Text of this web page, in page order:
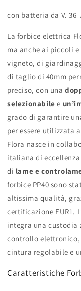
con batteria da V.
La forbice elettrica
ma anche ai piccoli
vigneto, di
di taglio di 40mm
preciso, con una
selezionabile e
grado di garantire
per essere utilizzata
Flora nasce in
italiana di
di lame e
forbice PP40 sono
altissima qualità,
certificazione EUR1.
integra una custodia
controllo elettronico,
cintura regolabile e
Caratteristiche